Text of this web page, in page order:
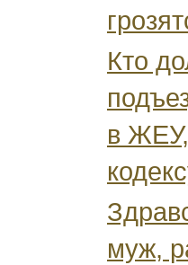
Кто
в
муж,